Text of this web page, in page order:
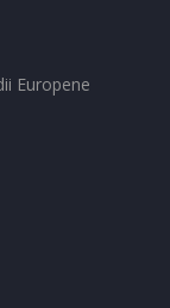
Europene